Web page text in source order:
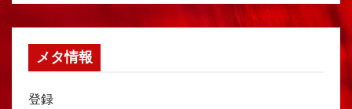
メタ情報
登録